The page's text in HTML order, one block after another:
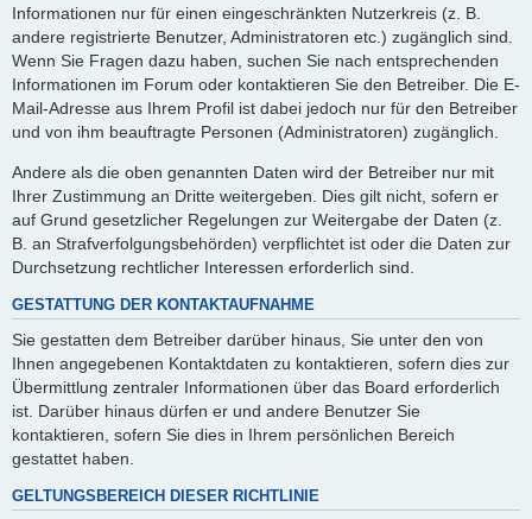
Informationen nur für einen eingeschränkten Nutzerkreis (z. B.
andere registrierte Benutzer, Administratoren etc.) zugänglich sind.
Wenn Sie Fragen dazu haben, suchen Sie nach entsprechenden
Informationen im Forum oder kontaktieren Sie den Betreiber. Die E-
Mail-Adresse aus Ihrem Profil ist dabei jedoch nur für den Betreiber
und von ihm beauftragte Personen (Administratoren) zugänglich.
Andere als die oben genannten Daten wird der Betreiber nur mit
Ihrer Zustimmung an Dritte weitergeben. Dies gilt nicht, sofern er
auf Grund gesetzlicher Regelungen zur Weitergabe der Daten (z.
B. an Strafverfolgungsbehörden) verpflichtet ist oder die Daten zur
Durchsetzung rechtlicher Interessen erforderlich sind.
GESTATTUNG DER KONTAKTAUFNAHME
Sie gestatten dem Betreiber darüber hinaus, Sie unter den von
Ihnen angegebenen Kontaktdaten zu kontaktieren, sofern dies zur
Übermittlung zentraler Informationen über das Board erforderlich
ist. Darüber hinaus dürfen er und andere Benutzer Sie
kontaktieren, sofern Sie dies in Ihrem persönlichen Bereich
gestattet haben.
GELTUNGSBEREICH DIESER RICHTLINIE